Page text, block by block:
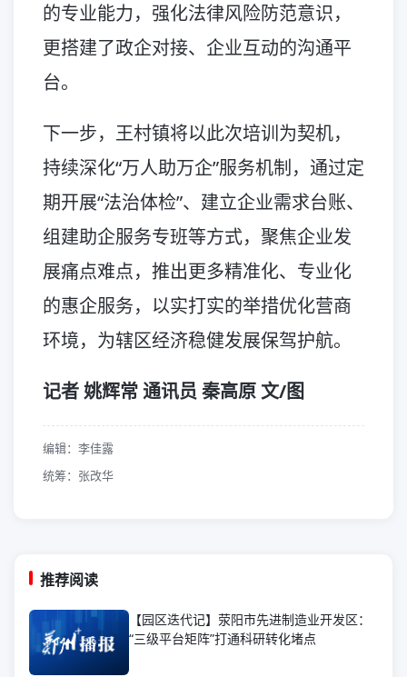
的专业能力，强化法律风险防范意识，
更搭建了政企对接、企业互动的沟通平
台。
下一步，王村镇将以此次培训为契机，
持续深化“万人助万企”服务机制，通过定
期开展“法治体检”、建立企业需求台账、
组建助企服务专班等方式，聚焦企业发
展痛点难点，推出更多精准化、专业化
的惠企服务，以实打实的举措优化营商
环境，为辖区经济稳健发展保驾护航。
记者 姚辉常 通讯员 秦高原 文/图
编辑：李佳露
统筹：张改华
推荐阅读
【园区迭代记】荥阳市先进制造业开发区：
“三级平台矩阵”打通科研转化堵点